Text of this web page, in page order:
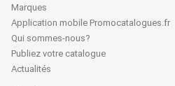
Marques
Application mobile Promocatalogues.fr
Qui sommes-nous?
Publiez votre catalogue
Actualités